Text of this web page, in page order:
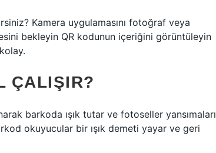
Kamera uygulamasını fotoğraf veya
bekleyin QR kodunun içeriğini görüntüleyin
ÇALIŞIR?
barkoda ışık tutar ve fotoseller yansımaları
okuyucular bir ışık demeti yayar ve geri